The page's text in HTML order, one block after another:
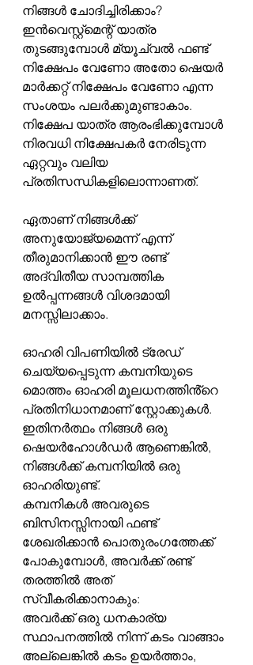
നിങ്ങൾ ചോദിച്ചിരിക്കാം?
ഇൻവെസ്റ്റ്മെന്റ് യാത്ര
തുടങ്ങുമ്പോൾ മ്യൂച്വൽ ഫണ്ട്
നിക്ഷേപം വേണോ അതോ ഷെയർ
മാർക്കറ്റ് നിക്ഷേപം വേണോ എന്ന
സംശയം പലർക്കുമുണ്ടാകാം.
നിക്ഷേപ യാത്ര ആരംഭിക്കുമ്പോൾ
നിരവധി നിക്ഷേപകർ നേരിടുന്ന
ഏറ്റവും വലിയ
പ്രതിസന്ധികളിലൊന്നാണത്.
ഏതാണ് നിങ്ങൾക്ക്
അനുയോജ്യമെന്ന് എന്ന്
തീരുമാനിക്കാൻ ഈ രണ്ട്
അദ്വിതീയ സാമ്പത്തിക
ഉൽപ്പന്നങ്ങൾ വിശദമായി
മനസ്സിലാക്കാം.
ഓഹരി വിപണിയിൽ ട്രേഡ്
ചെയ്യപ്പെടുന്ന കമ്പനിയുടെ
മൊത്തം ഓഹരി മൂലധനത്തിൻ്റെ
പ്രതിനിധാനമാണ് സ്റ്റോക്കുകൾ.
ഇതിനർത്ഥം നിങ്ങൾ ഒരു
ഷെയർഹോൾഡർ ആണെങ്കിൽ,
നിങ്ങൾക്ക് കമ്പനിയിൽ ഒരു
ഓഹരിയുണ്ട്.
കമ്പനികൾ അവരുടെ
ബിസിനസ്സിനായി ഫണ്ട്
ശേഖരിക്കാൻ പൊതുരംഗത്തേക്ക്
പോകുമ്പോൾ, അവർക്ക് രണ്ട്
തരത്തിൽ അത്
സ്വീകരിക്കാനാകും:
അവർക്ക് ഒരു ധനകാര്യ
സ്ഥാപനത്തിൽ നിന്ന് കടം വാങ്ങാം
അല്ലെങ്കിൽ കടം ഉയർത്താം,